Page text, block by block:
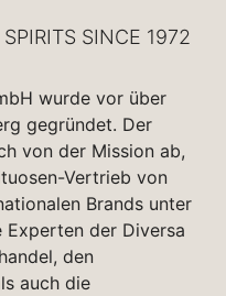
SINCE 1972
wurde vor über
gegründet. Der
von der Mission ab,
Vertrieb von
Brands unter
Experten der Diversa
den
auch die